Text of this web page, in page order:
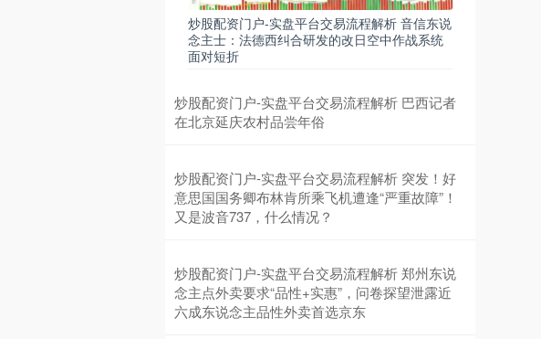
炒股配资门户-实盘平台交易流程解析 音信东说
念主士：法德西纠合研发的改日空中作战系统
面对短折
炒股配资门户-实盘平台交易流程解析 巴西记者
在北京延庆农村品尝年俗
炒股配资门户-实盘平台交易流程解析 突发！好
意思国国务卿布林肯所乘飞机遭逢“严重故障”！
又是波音737，什么情况？
炒股配资门户-实盘平台交易流程解析 郑州东说
念主点外卖要求“品性+实惠”，问卷探望泄露近
六成东说念主品性外卖首选京东